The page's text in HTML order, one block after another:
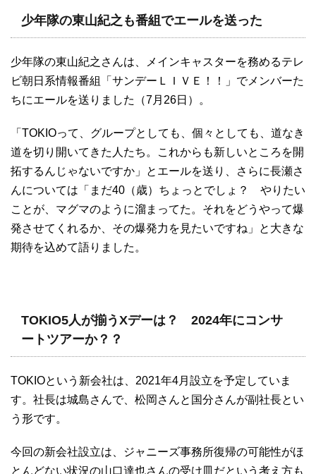
少年隊の東山紀之も番組でエールを送った
少年隊の東山紀之さんは、メインキャスターを務めるテレ
ビ朝日系情報番組「サンデーＬＩＶＥ！！」でメンバーた
ちにエールを送りました（7月26日）。
「TOKIOって、グループとしても、個々としても、道なき
道を切り開いてきた人たち。これからも新しいところを開
拓するんじゃないですか」とエールを送り、さらに長瀬さ
んについては「まだ40（歳）ちょっとでしょ？ やりたい
ことが、マグマのように溜まってた。それをどうやって爆
発させてくれるか、その爆発力を見たいですね」と大きな
期待を込めて語りました。
TOKIO5人が揃うXデーは？ 2024年にコンサ
ートツアーか？？
TOKIOという新会社は、2021年4月設立を予定していま
す。社長は城島さんで、松岡さんと国分さんが副社長とい
う形です。
今回の新会社設立は、ジャニーズ事務所復帰の可能性がほ
とんどない状況の山口達也さんの受け皿だという考え方も